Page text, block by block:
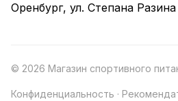
Оренбург, ул. Степана Разина
© 2026 Магазин спортивного
Конфиденциальность ·